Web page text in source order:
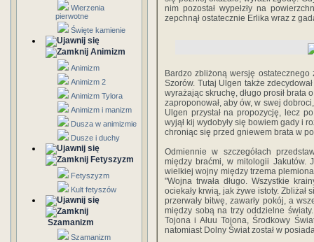
Wierzenia
pierwotne
Święte kamienie
Animizm
Animizm
Animizm 2
Animizm Tylora
Animizm i manizm
Dusza w animizmie
Dusze i duchy
Fetyszyzm
Fetyszyzm
Kult fetyszów
Szamanizm
Szamanizm
nim pozostał wypełzły na
zepchnął ostatecznie Erlika wraz z
Bardzo zbliżoną wersję
Szorów. Tutaj Ulgen także
wyrażając skruchę, długo prosił brata
zaproponował, aby ów, w swej
Ulgen przystał na propozycję, lecz
wyjął kij wydobyły się bowiem gady i
chroniąc się przed gniewem brata w
Odmiennie w szczegółach
między braćmi, w mitologii Jakutów.
wielkiej wojny między trzema
"Wojna trwała długo. Wszystkie
ociekały krwią, jak żywe istoty.
przerwały bitwę, zawarły pokój, a
między sobą na trzy oddzielne
Tojona i Ałuu Tojona, Środkowy
natomiast Dolny Świat został w